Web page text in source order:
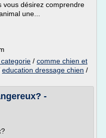
vous désirez comprendre
une...
/ comme chien et
education dressage chien /
-